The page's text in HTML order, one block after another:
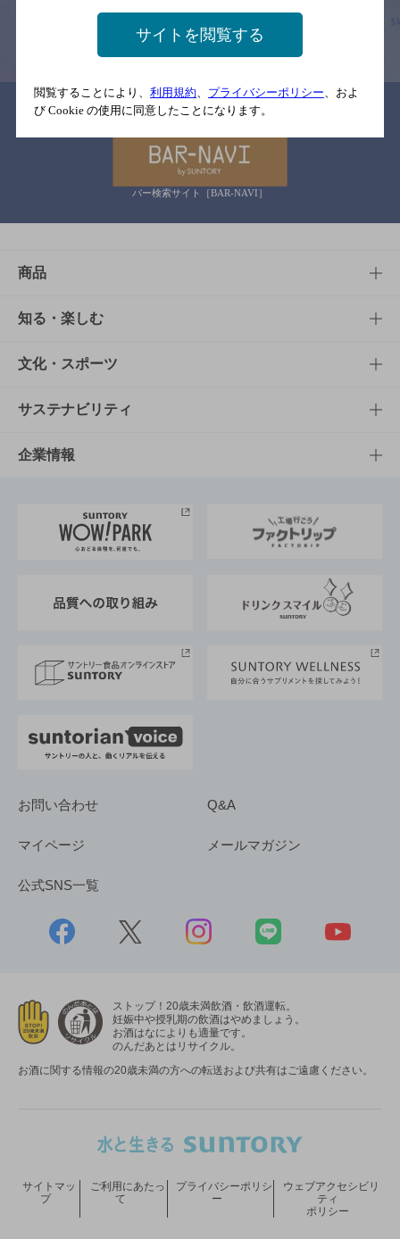
情報提供：ぐるなび
関連リンク
バー検索サイト［BAR-NAVI］
商品
商品TOP
商品一覧
商品発売情報
栄養成分一覧
知る・楽しむ
知る・楽しむTOP
キャンペーン
工場見学
地域情報
文化・スポーツ
文化・スポーツTOP
サントリーホール
サントリーサンバーズ大阪
サステナビリティ
サステナビリティTOP
サントリーが考えるサステナビリティ経営
企業情報
企業概要
採用情報
お問い合わせ Q&A
マイページ メールマガジン
公式SNS一覧
ストップ！20歳未満飲酒・飲酒運転。
妊娠中や授乳期の飲酒はやめましょう。
お酒はなによりも適量です。
のんだあとはリサイクル。
お酒に関する情報の20歳未満の方への転送および共有はご遠慮ください。
サイトマッ
プ
ご利用にあたっ
て
プライバシーポリシ
ー
ウェブアクセシビリ
ティ
ポリシー
サイトを閲覧する
閲覧することにより、 利用規約、 プライバシーポリシー、およ
び Cookie の使用に同意したことになります。